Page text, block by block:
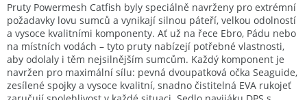
Pruty Powermesh Catfish byly speciálně navrženy pro extrémní
požadavky lovu sumců a vynikají silnou páteří, velkou odolností
a vysoce kvalitními komponenty. Ať už na řece Ebro, Pádu nebo
na místních vodách – tyto pruty nabízejí potřebné vlastnosti,
aby odolaly i těm nejsilnějším sumcům. Každý komponent je
navržen pro maximální sílu: pevná dvoupatková očka Seaguide,
zesílené spojky a vysoce kvalitní, snadno čistitelná EVA rukojeť